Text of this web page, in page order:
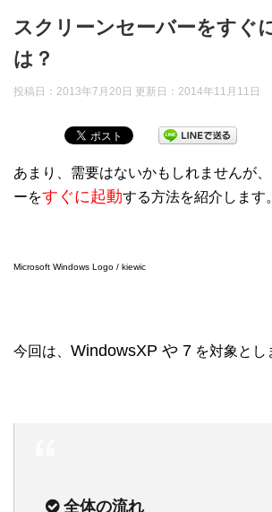
スクリーンセーバーをすぐ
は？
投稿日：2013年7月20日 更新日： 2014年11月11日
あまり、需要はないかもしれませんが
ーをすぐに起動する方法を紹介します。
Microsoft Windows Logo / kiewic
今回は、 WindowsXP や 7 を対象とし
全体の流れ